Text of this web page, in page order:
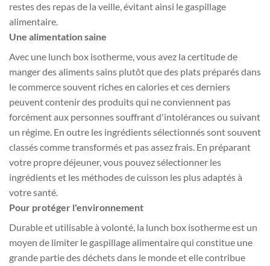
restes des repas de la veille, évitant ainsi le gaspillage
alimentaire.
Une alimentation saine
Avec une lunch box isotherme, vous avez la certitude de
manger des aliments sains plutôt que des plats préparés dans
le commerce souvent riches en calories et ces derniers
peuvent contenir des produits qui ne conviennent pas
forcément aux personnes souffrant d'intolérances ou suivant
un régime. En outre les ingrédients sélectionnés sont souvent
classés comme transformés et pas assez frais. En préparant
votre propre déjeuner, vous pouvez sélectionner les
ingrédients et les méthodes de cuisson les plus adaptés à
votre santé.
Pour protéger l'environnement
Durable et utilisable à volonté, la lunch box isotherme est un
moyen de limiter le gaspillage alimentaire qui constitue une
grande partie des déchets dans le monde et elle contribue